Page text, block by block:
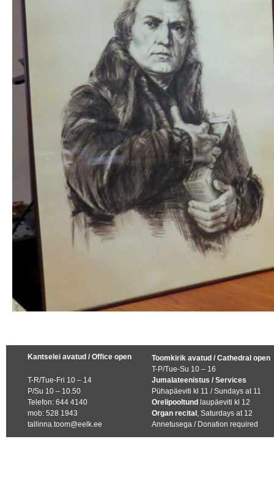
Kantselei avatud / Office open
T-R/Tue-Fri 10 – 14
P/Su 10 – 10.50
Telefon: 644 4140
mob: 528 1943
tallinna.toom@eelk.ee
Toomkirik avatud / Cathedral open
T-P/Tue-Su 10 – 16
Jumalateenistus / Services
Pühapäeviti kl 11 / Sundays at 11
Orelipooltund laupäeviti kl 12
Organ recital , Saturdays at 12
Annetusega / Donation required